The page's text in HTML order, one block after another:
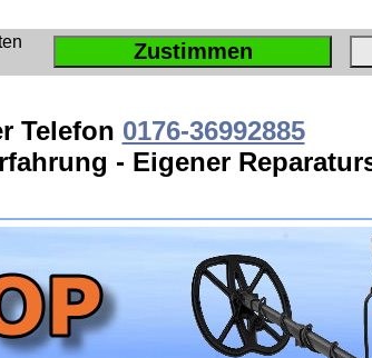
Zustimmen
Telefon 0176-36992885
- Eigener